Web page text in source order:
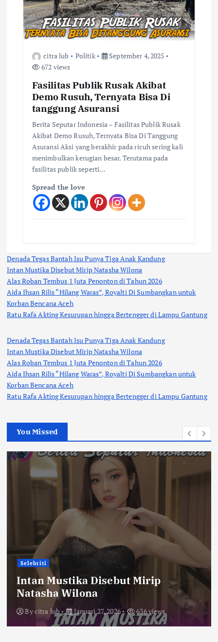
citra lub Politik
September 4, 2025
672 views
Fasilitas Publik Rusak Akibat
Demo Rusuh, Ternyata Bisa Di
tanggung Asuransi
Berita Seputar Indonesia – Fasilitas Publik Rusak
Akibat Demo Rusuh, Ternyata Bisa Di Tanggung
Asuransi Aksi yang berakhir pada ricuh sering kali
menimbulkan kerugian besar. Terutama pada
fasilitas publik seperti…
Spread the love
Denada Tegas Bantah Isu Punya Tiga Anak Kandung
Intan Mustika Disebut Mirip Natasha Wilona
Alas Roban Tembus 1 Juta Penonton di Tahun 2026
Aida Ihsan Rilis “Hilang Waras”, Royalti Di Sumbangkan untuk
Korban Bencana Aceh
Ratu Rafa Akting Kesurupan hingga Bertengger di Lampu Gantung
Denada Tegas Bantah Isu Punya Tiga Anak Kandung
Intan Mustika Disebut Mirip Natasha Wilona
Alas Roban Tembus 1 Juta Penonton di Tahun 2026
Aida Ihsan Rilis “Hilang Waras”, Royalti Di Sumbangkan untuk
Korban Bencana Aceh
Ratu Rafa Akting Kesurupan hingga Bertengger di Lampu Gantung
You Missed
Selebriti
Intan Mustika Disebut Mirip
Natasha Wilona
Bycitra lub Januari 27, 2026 636 views